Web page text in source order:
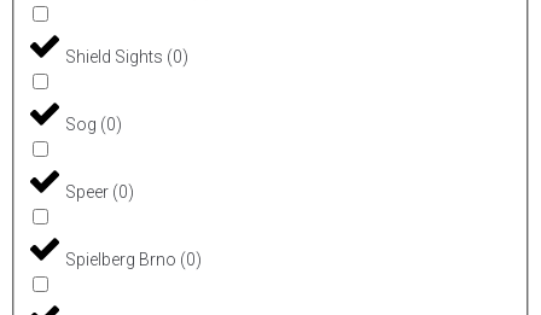
Shield Sights (0)
Sog (0)
Speer (0)
Spielberg Brno (0)